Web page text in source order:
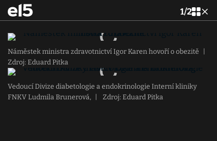
1/2
Náměstek ministra zdravotnictví Igor Karen hovoří o obezitě
Zdroj: Eduard Pitka
Vedoucí Divize diabetologie a endokrinologie Interní kliniky
FNKV Ludmila Brunerová,
Zdroj: Eduard Pitka